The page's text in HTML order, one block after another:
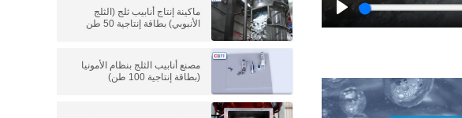
Play
ماكينة إنتاج أنابيب ثلج (الثلج
الأنبوبي) بطاقة إنتاجية 50 طن
مصنع أنابيب الثلج بنظام الأمونيا
(بطاقة إنتاجية 100 طن)